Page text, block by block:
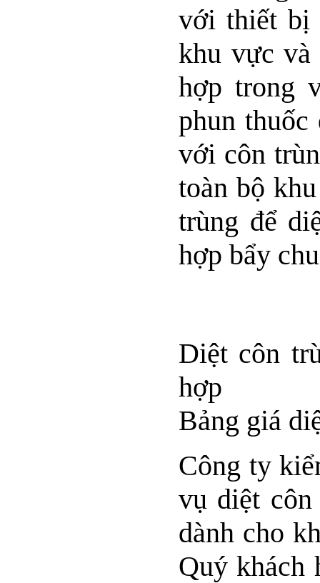
với thiết bị
khu vực
hợp trong
phun
với côn
toàn bộ
trùng để
hợp bẩy
Diệt côn
hợp
Bảng giá
Công ty
vụ diệt
dành cho
Quý khách